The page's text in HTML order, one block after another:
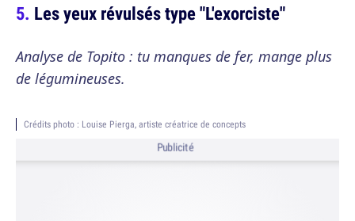
Les yeux révulsés type "L'exorciste"
Analyse de Topito : tu manques de fer, mange plus
de légumineuses.
Crédits photo : Louise Pierga, artiste créatrice de concepts
Publicité